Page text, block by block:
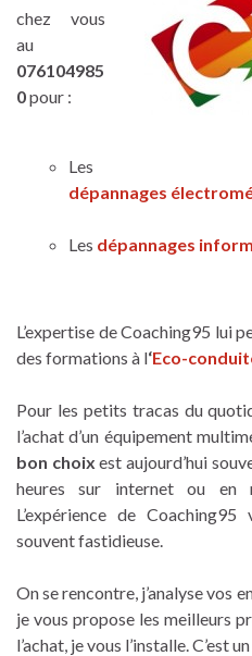
chez vous
au
076104985
0pour :
Les
dépannages
Les dépannages
L’expertise de Coaching95 lui
des formations à l‘Eco-
Pour les petits tracas du
l’achat d’un équipement
bon choix est aujourd’hui
heures sur internet ou en
L’expérience de
souvent fastidieuse.
On se rencontre, j’analyse vos
je vous propose les meilleurs
l’achat, je vous l’installe. C’est